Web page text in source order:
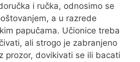
i ručka, odnosimo se
a u razrede
papučama. Učionice treba
ali strogo je zabranjeno
prozor, dovikivati se ili bacati